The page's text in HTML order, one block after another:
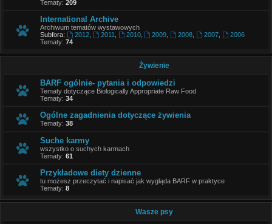
Tematy: 209
International Archive
Archiwum tematów wystawowych
Subfora:
2012, 2011 2010, 2009 2008 2007
2006
Tematy: 74
Żywienie
BARF ogólnie- pytania i odpowiedzi
Tematy dotyczące Biologically Appropriate Raw Food
Tematy: 34
Ogólne zagadnienia dotyczące żywienia
Tematy: 38
Suche karmy
wszystko o suchych karmach
Tematy: 61
Przykładowe diety dzienne
tu możesz przeczytać i napisać jak wygląda BARF w praktyce
Tematy: 8
Wasze psy